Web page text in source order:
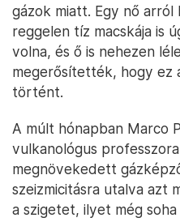
gázok miatt. Egy nő arról
reggelen tíz macskája is
volna, és ő is nehezen
megerősítették, hogy ez
történt.
A múlt hónapban Marco
vulkanológus
megnövekedett
szeizmicitásra utalva azt
a szigetet, ilyet még